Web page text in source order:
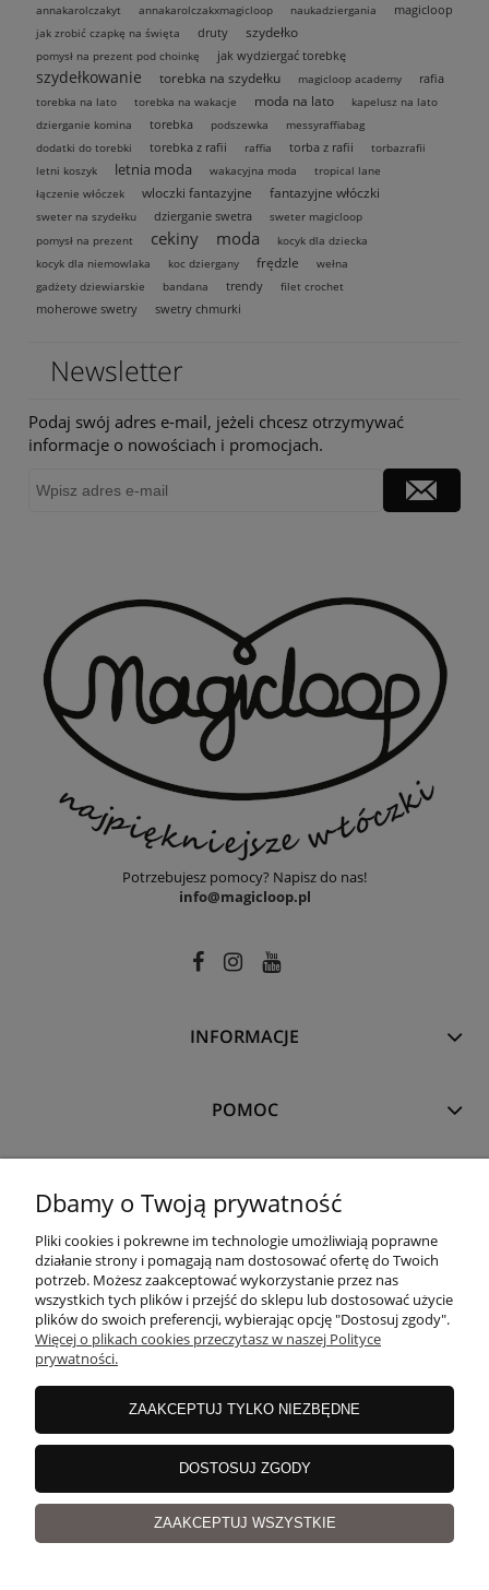
annakarolczakyt
annakarolczakxmagicloop naukadziergania magicloop
jak zrobić czapkę na święta druty szydełko
pomysł na prezent pod choinkę jak wydziergać torebkę
szydełkowanie torebka na szydełku magicloop academy rafia
torebka na lato torebka na wakacje moda na lato
kapelusz na lato
dzierganie komina
torebka podszewka
messyraffiabag
dodatki do torebki
torebka z rafii raffia torba z rafii
torbazrafii
letni koszyk
letnia moda wakacyjna moda
tropical lane
łączenie włóczek
wloczki fantazyjne fantazyjne włóczki
sweter na szydełku dzierganie swetra
sweter magicloop
pomysł na prezent
cekiny moda
kocyk dla dziecka
kocyk dla niemowlaka
koc dziergany frędzle
wełna
gadżety dziewiarskie
bandana trendy filet crochet
moherowe swetry swetry chmurki
Newsletter
Podaj swój adres e-mail, jeżeli chcesz otrzymywać
informacje o nowościach i promocjach.
Potrzebujesz pomocy? Napisz do nas!
info@magicloop.pl
INFORMACJE
POMOC
PŁATNOŚCI I DOSTAWA
O NAS
copyrights©Magicloop
Sklep internetowy Shoper.pl
Dbamy o Twoją prywatność
Pliki cookies i pokrewne im technologie umożliwiają poprawne
działanie strony i pomagają nam dostosować ofertę do Twoich
potrzeb. Możesz zaakceptować wykorzystanie przez nas
wszystkich tych plików i przejść do sklepu lub dostosować użycie
plików do swoich preferencji, wybierając opcję "Dostosuj zgody".
Więcej o plikach cookies przeczytasz w naszej Polityce
prywatności.
ZAAKCEPTUJ TYLKO NIEZBĘDNE
DOSTOSUJ ZGODY
ZAAKCEPTUJ WSZYSTKIE